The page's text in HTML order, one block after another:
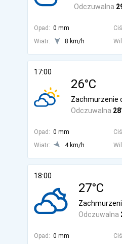
Odczuwalna
Opad: 0 mm
Wiatr:
8 km/h
17:00
26°C
Odczuwalna
Zachmurzenie
Opad: 0 mm
Wiatr:
4 km/h
18:00
27°C
Odczuwalna
Opad: 0 mm